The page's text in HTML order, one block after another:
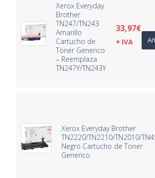
Xerox Everyday
Brother
TN247/TN243
Amarillo
Cartucho de
Toner Generico
– Reemplaza
TN247Y/TN243Y
33,97€
+ IVA
Xerox Everyday Brother
TN2220/TN2210/TN2010/
Negro Cartucho de Toner
Generico